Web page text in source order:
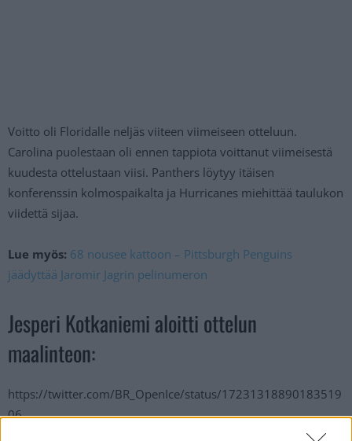
Voitto oli Floridalle neljäs viiteen viimeiseen otteluun.
Carolina puolestaan oli ennen tappiota voittanut viimeisestä
kuudesta ottelustaan viisi. Panthers löytyy itäisen
konferenssin kolmospaikalta ja Hurricanes miehittää taulukon
viidettä sijaa.
Lue myös: 68 nousee kattoon – Pittsburgh Penguins
jäädyttää Jaromir Jagrin pelinumeron
Jesperi Kotkaniemi aloitti ottelun
maalinteon:
https://twitter.com/BR_OpenIce/status/17231318890183519
06